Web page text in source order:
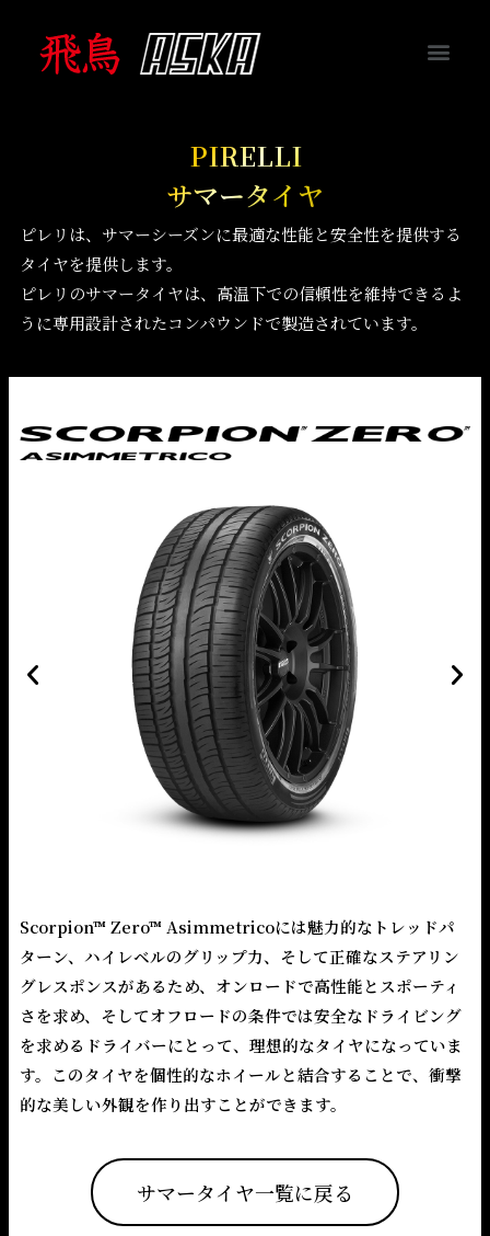
PIRELLI
サマータイヤ
ピレリは、サマーシーズンに最適な性能と安全性を提供する
タイヤを提供します。
ピレリのサマータイヤは、高温下での信頼性を維持できるよ
うに専用設計されたコンパウンドで製造されています。
Scorpion™ Zero™ Asimmetricoには魅力的なトレッドパ
ターン、ハイレベルのグリップ力、そして正確なステアリン
グレスポンスがあるため、オンロードで高性能とスポーティ
さを求め、そしてオフロードの条件では安全なドライビング
を求めるドライバーにとって、理想的なタイヤになっていま
す。このタイヤを個性的なホイールと結合することで、衝撃
的な美しい外観を作り出すことができます。
サマータイヤ一覧に戻る